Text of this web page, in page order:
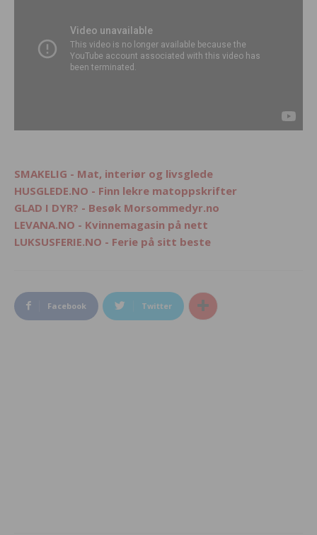
SMAKELIG - Mat, interiør og livsglede
HUSGLEDE.NO - Finn lekre matoppskrifter
GLAD I DYR? - Besøk Morsommedyr.no
LEVANA.NO - Kvinnemagasin på nett
LUKSUSFERIE.NO - Ferie på sitt beste
Facebook Twitter